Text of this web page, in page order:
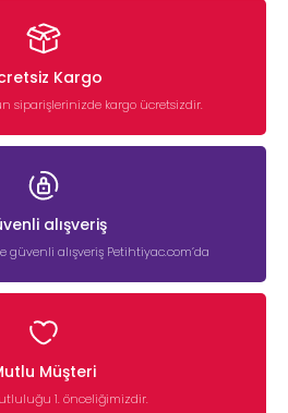
Kargo
siparişlerinizde kargo ücretsizdir.
alışveriş
güvenli alışveriş Petihtiyac.com’da
Müşteri
1. önceliğimizdir.